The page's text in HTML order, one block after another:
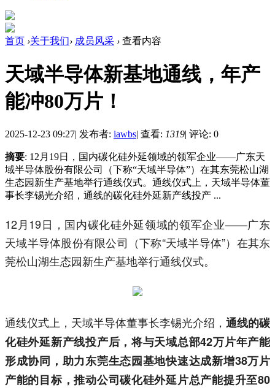
首页 ›关于我们› 成员风采 › 查看内容
天域半导体新基地通线，年产
能冲80万片！
2025-12-23 09:27| 发布者: iawbs| 查看: 1319| 评论: 0
摘要: 12月19日，国内碳化硅外延领域的领军企业——广东天
域半导体股份有限公司（下称“天域半导体”）在其东莞松山湖
生态园新生产基地举行通线仪式。通线仪式上，天域半导体董
事长李锡光介绍，通线的碳化硅外延新产线投产 ...
12月19日，国内碳化硅外延领域的领军企业——广东
天域半导体股份有限公司（下称“天域半导体”）在其东
莞松山湖生态园新生产基地举行通线仪式。
通线仪式上，天域半导体董事长李锡光介绍， 通线的碳
化硅外延新产线投产后，将与天域总部42万片年产能
形成协同，助力东莞生态园基地快速达成新增38万片
产能的目标，推动公司碳化硅外延片总产能提升至80